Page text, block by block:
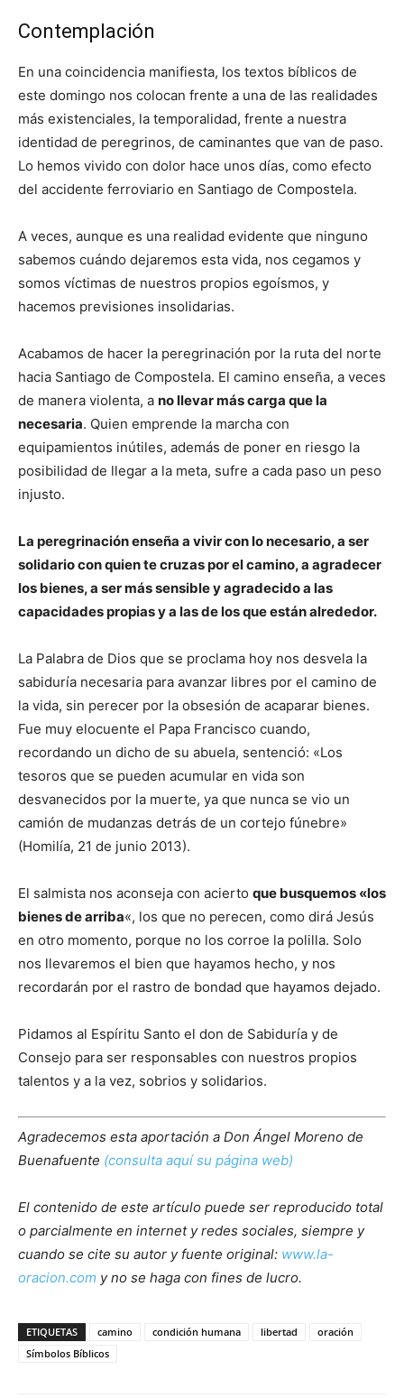
Contemplación
En una coincidencia manifiesta, los textos bíblicos de
este domingo nos colocan frente a una de las realidades
más existenciales, la temporalidad, frente a nuestra
identidad de peregrinos, de caminantes que van de paso.
Lo hemos vivido con dolor hace unos días, como efecto
del accidente ferroviario en Santiago de Compostela.
A veces, aunque es una realidad evidente que ninguno
sabemos cuándo dejaremos esta vida, nos cegamos y
somos víctimas de nuestros propios egoísmos, y
hacemos previsiones insolidarias.
Acabamos de hacer la peregrinación por la ruta del norte
hacia Santiago de Compostela. El camino enseña, a veces
de manera violenta, a no llevar más carga que la
necesaria. Quien emprende la marcha con
equipamientos inútiles, además de poner en riesgo la
posibilidad de llegar a la meta, sufre a cada paso un peso
injusto.
La peregrinación enseña a vivir con lo necesario, a ser
solidario con quien te cruzas por el camino, a agradecer
los bienes, a ser más sensible y agradecido a las
capacidades propias y a las de los que están alrededor.
La Palabra de Dios que se proclama hoy nos desvela la
sabiduría necesaria para avanzar libres por el camino de
la vida, sin perecer por la obsesión de acaparar bienes.
Fue muy elocuente el Papa Francisco cuando,
recordando un dicho de su abuela, sentenció: «Los
tesoros que se pueden acumular en vida son
desvanecidos por la muerte, ya que nunca se vio un
camión de mudanzas detrás de un cortejo fúnebre»
(Homilía, 21 de junio 2013).
El salmista nos aconseja con acierto que busquemos «los
bienes de arriba«, los que no perecen, como dirá Jesús
en otro momento, porque no los corroe la polilla. Solo
nos llevaremos el bien que hayamos hecho, y nos
recordarán por el rastro de bondad que hayamos dejado.
Pidamos al Espíritu Santo el don de Sabiduría y de
Consejo para ser responsables con nuestros propios
talentos y a la vez, sobrios y solidarios.
Agradecemos esta aportación a Don Ángel Moreno de
Buenafuente (consulta aquí su página web)
El contenido de este artículo puede ser reproducido total
o parcialmente en internet y redes sociales, siempre y
cuando se cite su autor y fuente original: www.la-
oracion.com y no se haga con fines de lucro.
ETIQUETAS camino condición humana libertad
oración
Símbolos Bíblicos